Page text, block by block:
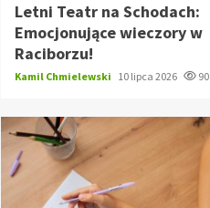
Letni Teatr na Schodach:
Emocjonujące wieczory w
Raciborzu!
Kamil Chmielewski 10 lipca 2026 90